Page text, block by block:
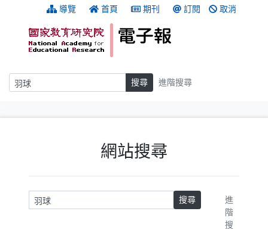
跳到主要內容 導覽 首頁 期刊 訂閱 取消
搜尋 搜尋 進階搜尋
網站搜尋
請輸入關鍵字 搜尋
進
階
搜